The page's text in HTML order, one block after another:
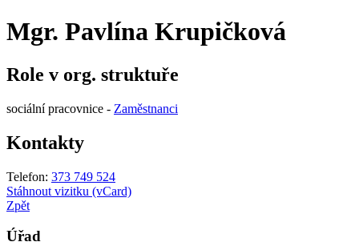
Mgr. Pavlína Krupičková
Role v org. struktuře
sociální pracovnice - Zaměstnanci
Kontakty
Telefon: 373 749 524
Stáhnout vizitku (vCard)
Zpět
Úřad